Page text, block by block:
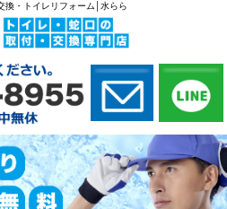
換・トイレリフォーム│水らら